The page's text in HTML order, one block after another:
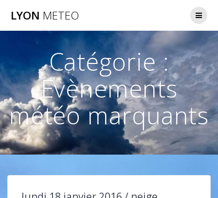
LYON METEO
Catégorie :
Evènements
météo marquants